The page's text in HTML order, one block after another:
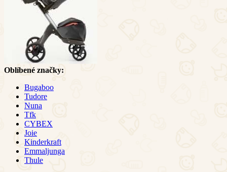
Oblíbené značky:
Bugaboo
Tudore
Nuna
Tfk
CYBEX
Joie
Kinderkraft
Emmaljunga
Thule